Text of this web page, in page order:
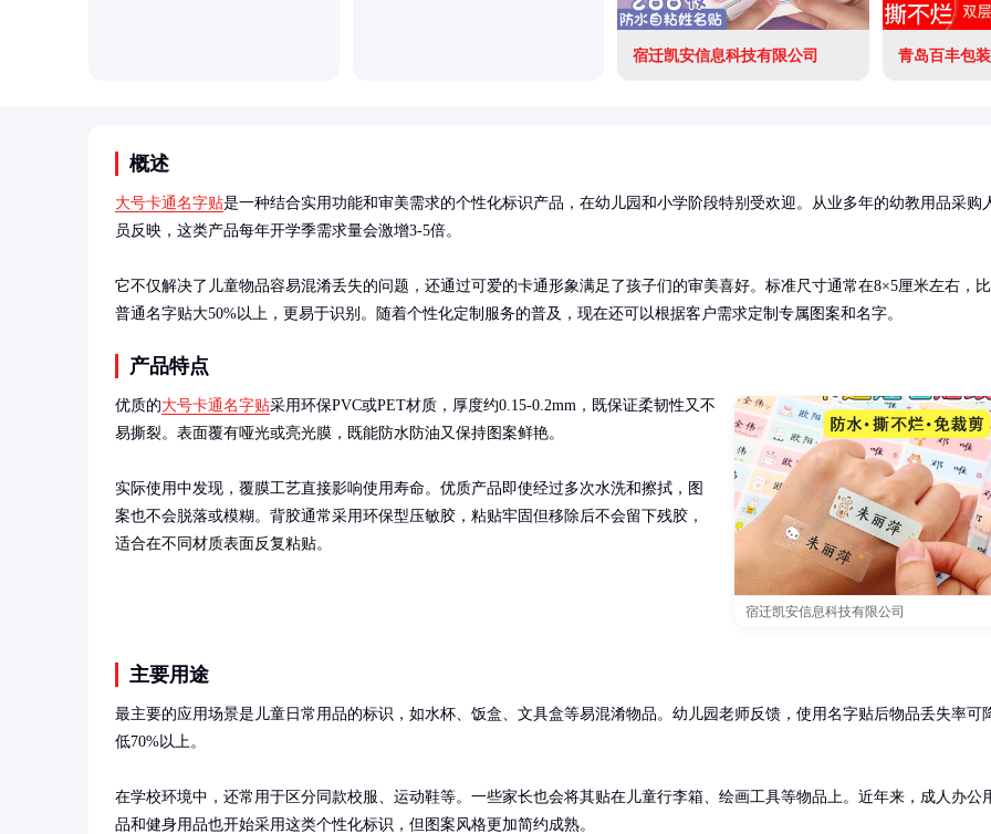
宿迁凯安信息科技有限公司 青岛百丰包
概述
大号卡通名字贴是一种结合实用功能和审美需求的个性化标识产品，在幼儿园和小学阶段特别受欢迎。从业多年的幼教用品采购
员反映，这类产品每年开学季需求量会激增3-5倍。
它不仅解决了儿童物品容易混淆丢失的问题，还通过可爱的卡通形象满足了孩子们的审美喜好。标准尺寸通常在8×5厘米左右，比
普通名字贴大50%以上，更易于识别。随着个性化定制服务的普及，现在还可以根据客户需求定制专属图案和名字。
产品特点
宿迁凯安信息科技有限公司
优质的大号卡通名字贴采用环保PVC或PET材质，厚度约0.15-0.2mm，既保证柔韧性又不
易撕裂。表面覆有哑光或亮光膜，既能防水防油又保持图案鲜艳。
实际使用中发现，覆膜工艺直接影响使用寿命。优质产品即使经过多次水洗和擦拭，图
案也不会脱落或模糊。背胶通常采用环保型压敏胶，粘贴牢固但移除后不会留下残胶，
适合在不同材质表面反复粘贴。
主要用途
最主要的应用场景是儿童日常用品的标识，如水杯、饭盒、文具盒等易混淆物品。幼儿园老师反馈，使用名字贴后物品丢失率可
低70%以上。
在学校环境中，还常用于区分同款校服、运动鞋等。一些家长也会将其贴在儿童行李箱、绘画工具等物品上。近年来，成人办公
品和健身用品也开始采用这类个性化标识，但图案风格更加简约成熟。